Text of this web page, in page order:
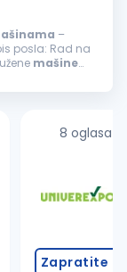
–
bageri do 26t CAT 323,CAT 324; TAKEUCHI Opis posla: Rad na
mašine
8 oglasa
Zapratite